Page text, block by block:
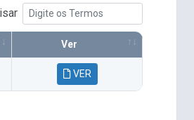
Ver
VER